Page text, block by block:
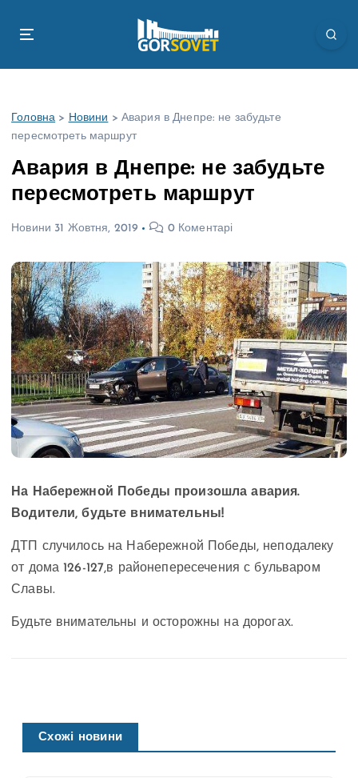
Головна > Новини > Авария в Днепре: не забудьте
пересмотреть маршрут
Авария в Днепре: не забудьте
пересмотреть маршрут
Новини 31 Жовтня, 2019 0 Коментарі
На Набережной Победы произошла авария.
Водители, будьте внимательны!
ДТП случилось на Набережной Победы, неподалеку
от дома 126-127,в районепересечения с бульваром
Славы.
Будьте внимательны и осторожны на дорогах.
Схожі новини